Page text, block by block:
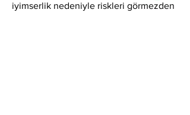
iyimserlik nedeniyle riskleri görmezden